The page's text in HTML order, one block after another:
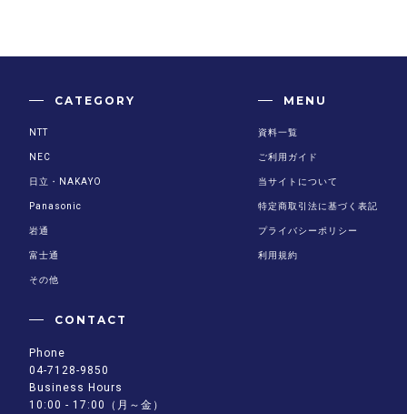
CATEGORY
NTT
NEC
日立・NAKAYO
Panasonic
岩通
富士通
その他
MENU
資料一覧
ご利用ガイド
当サイトについて
特定商取引法に基づく表記
プライバシーポリシー
利用規約
CONTACT
Phone
04-7128-9850
Business Hours
10:00 - 17:00（月～金）